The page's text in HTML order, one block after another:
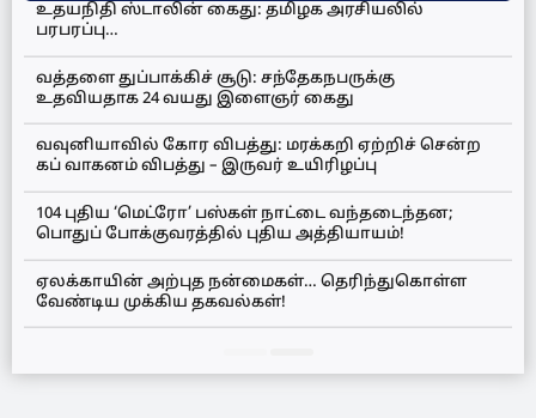
உதயநிதி ஸ்டாலின் கைது: தமிழக அரசியலில்
பரபரப்பு…
வத்தளை துப்பாக்கிச் சூடு: சந்தேகநபருக்கு
உதவியதாக 24 வயது இளைஞர் கைது
வவுனியாவில் கோர விபத்து: மரக்கறி ஏற்றிச் சென்ற
கப் வாகனம் விபத்து – இருவர் உயிரிழப்பு
104 புதிய ‘மெட்ரோ’ பஸ்கள் நாட்டை வந்தடைந்தன;
பொதுப் போக்குவரத்தில் புதிய அத்தியாயம்!
ஏலக்காயின் அற்புத நன்மைகள்… தெரிந்துகொள்ள
வேண்டிய முக்கிய தகவல்கள்!